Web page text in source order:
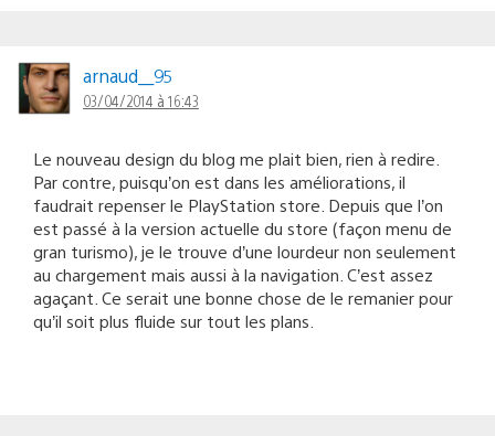
arnaud__95
03/04/2014 à 16:43
Le nouveau design du blog me plait bien, rien à redire.
Par contre, puisqu’on est dans les améliorations, il
faudrait repenser le PlayStation store. Depuis que l’on
est passé à la version actuelle du store (façon menu de
gran turismo), je le trouve d’une lourdeur non seulement
au chargement mais aussi à la navigation. C’est assez
agaçant. Ce serait une bonne chose de le remanier pour
qu’il soit plus fluide sur tout les plans.